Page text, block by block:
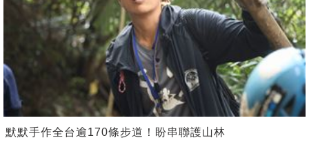
默默手作全台逾170條步道！盼串聯護山林